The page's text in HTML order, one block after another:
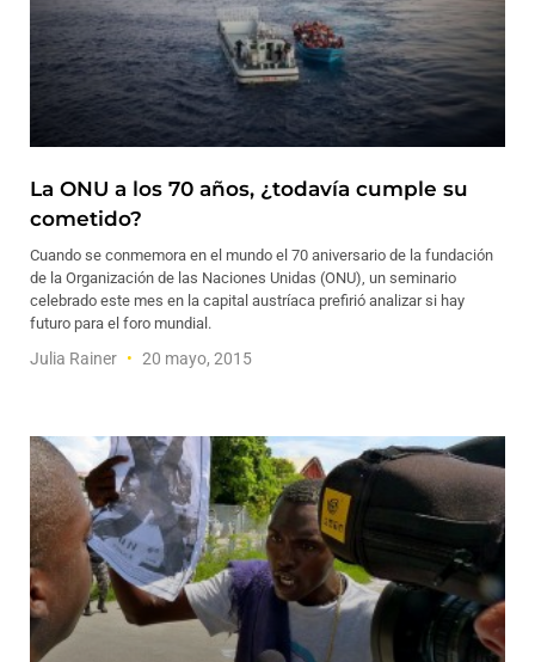
La ONU a los 70 años, ¿todavía cumple su
cometido?
Cuando se conmemora en el mundo el 70 aniversario de la fundación
de la Organización de las Naciones Unidas (ONU), un seminario
celebrado este mes en la capital austríaca prefirió analizar si hay
futuro para el foro mundial.
Julia Rainer 20 mayo, 2015